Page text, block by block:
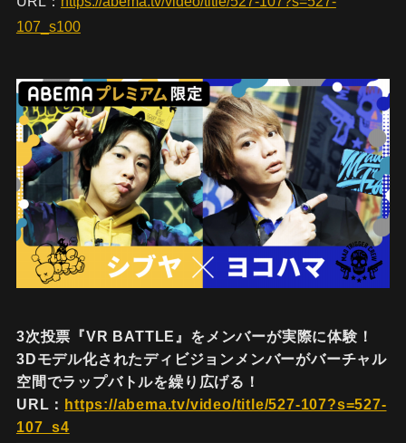
107_s100
3次投票『VR BATTLE』をメンバーが実際に体験！
3Dモデル化されたディビジョンメンバーがバーチャル
空間でラップバトルを繰り広げる！
URL： https://abema.tv/video/title/527-107?s=527-
107_s4